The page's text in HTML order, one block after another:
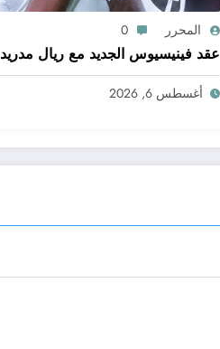
المحرر 0
عقد فينيسيوس الجديد مع ريال مدريد
أغسطس 6, 2026